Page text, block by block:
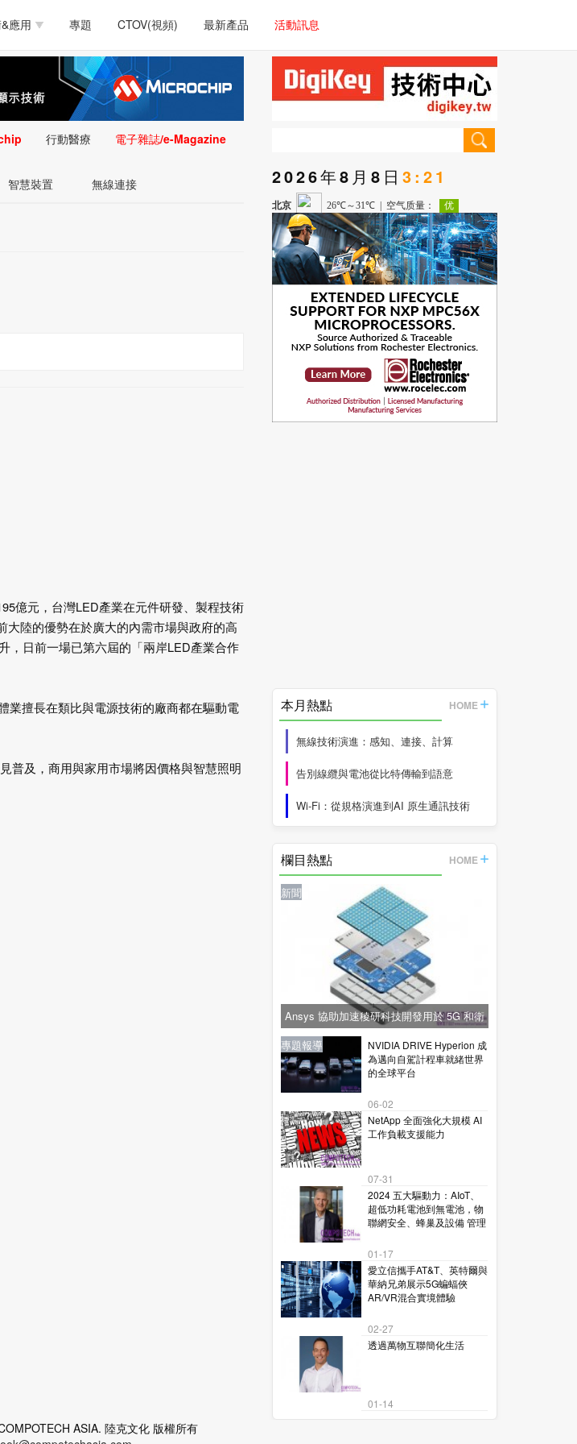
子
控
應用
電源技術
電子 通訊&網路
術 LED/照明技術 微處理器/微控制器
技術 感測技術
專題 CTOV(視頻) 最新產品 活動訊息
子
控
電子 通訊&網路 介面技術
技術 LED/照明技術 微處理器/微控制器
術 感測技術 量測儀器
型視覺影像/監
術
行動醫療 電子雜誌/e-Magazine
智慧裝置 無線連接
億元，台灣LED產業在元件研發、製程技術
陸的優勢在於廣大的內需市場與政府的高
，日前一場已第六屆的「兩岸LED產業合作
業擅長在類比與電源技術的廠商都在驅動電
普及，商用與家用市場將因價格與智慧照明
2026年8月8日 3:21
本月熱點 HOME
無線技術演進：感知、連接、計算
告別線纜與電池從比特傳輸到語意
Wi-Fi：從規格演進到AI 原生通訊技術
欄目熱點 HOME
新聞
Ansys 協助加速稜研科技開發用於 5G 和衛
星通訊的下一代毫米波技術
新聞
NVIDIA DRIVE Hyperion 成
為邁向自駕計程車就緒世界
的全球平台
06-02
新聞
NetApp 全面強化大規模 AI
工作負載支援能力
07-31
專題報導
2024 五大驅動力：AIoT、
超低功耗電池到無電池，物
聯網安全、蜂巢及設備 管理
01-17
新聞
愛立信攜手AT&T、英特爾與
華納兄弟展示5G蝙蝠俠
AR/VR混合實境體驗
02-27
專題報導
透過萬物互聯簡化生活
01-14
ASIA. 陸克文化 版權所有